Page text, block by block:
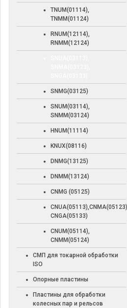
TNUM(01114),
TNMM(01124)
RNUM(12114),
RNMM(12124)
SNMG(03125)
SNUM(03114),
SNMM(03124)
HNUM(11114)
KNUX(08116)
DNMG(13125)
DNMM(13124)
CNMG (05125)
CNGA(05133)
CNUM(05114),
CNMM(05124)
СМП для токарной обработки
ISO
Опорные пластины
Пластины для обработки
колесных пар и рельсов